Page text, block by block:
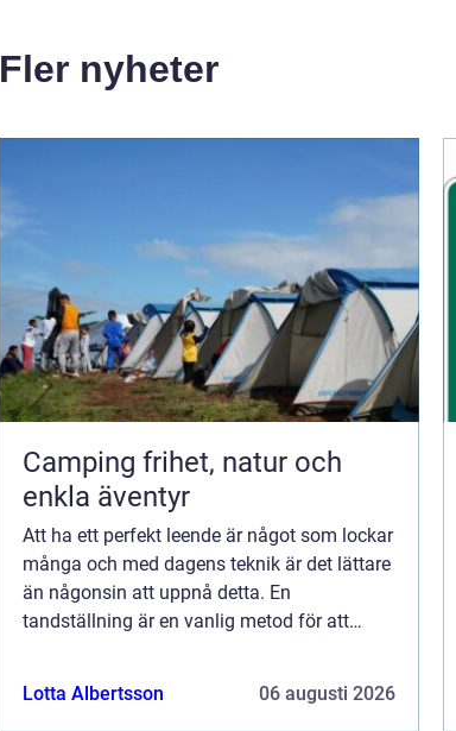
Fler nyheter
Camping frihet, natur och
enkla äventyr
Att ha ett perfekt leende är något som lockar
många och med dagens teknik är det lättare
än någonsin att uppnå detta. En
tandställning är en vanlig metod för att
Lotta Albertsson
06 augusti 2026